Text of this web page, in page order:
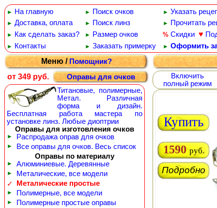
► На главную ► Поиск очков ► Указать
► Доставка, оплата ► Поиск линз ► Прочитать
► Как сделать заказ? ► Размер очков % Скидки ♥
► Контакты ► Заказать примерку ► Оформить
Меню /Помощник?
от 349 руб.
Оправы для очков
Титановые, полимерные,
Метал. Различная
форма и дизайн.
Бесплатная работа мастера по
установке линз. Любые диоптрии
Оправы для изготовления очков
► Распродажа оправ для очков
►
Все оправы для очков. Весь список
Оправы по материалу
► Алюминиевые. Деревянные
►
Металические, все модели
✓
Металические простые
► Полимерные, все модели
► Полимерные простые оправы
Включить
полный режим
Купить
1590 руб.
Подробно